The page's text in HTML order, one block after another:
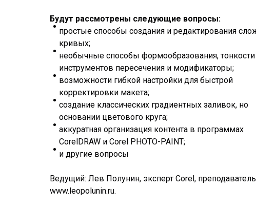
Будут рассмотрены следующие вопросы:
простые способы создания и редактирования
кривых;
необычные способы формообразования, тонкости
инструментов пересечения и модификаторы;
возможности гибкой настройки для быстрой
корректировки макета;
создание классических градиентных заливок, но
основании цветового круга;
аккуратная организация контента в программах
CorelDRAW и Corel PHOTO-PAINT;
и другие вопросы
Ведущий: Лев Полунин, эксперт Corel,
www.leopolunin.ru.